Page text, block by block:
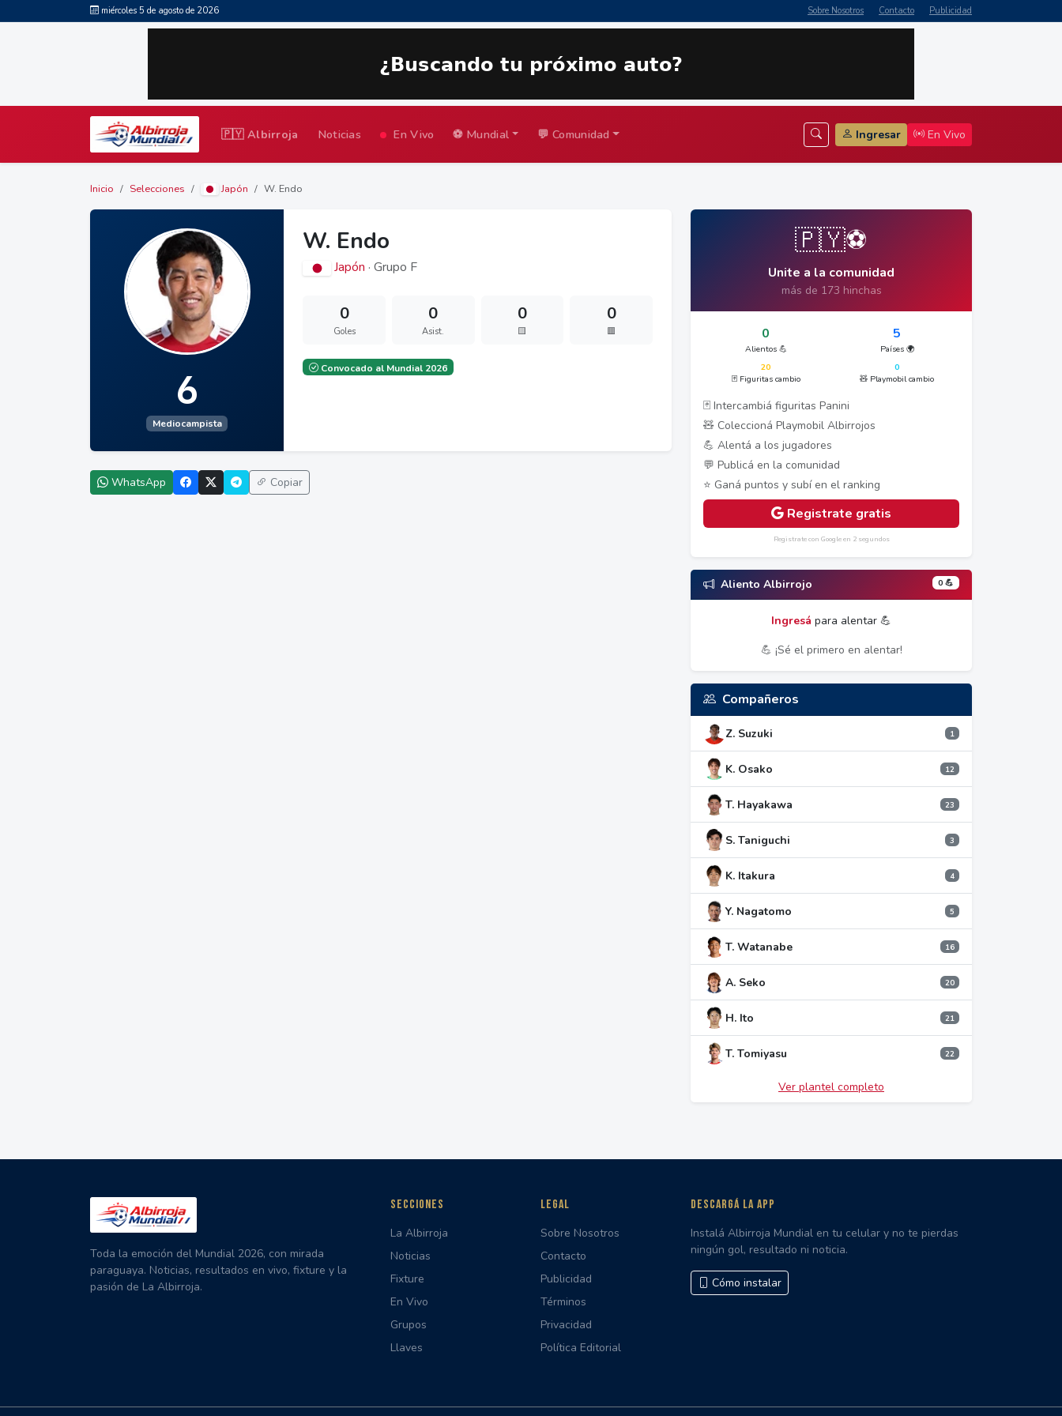
miércoles 5 de agosto de 2026 Sobre Nosotros Contacto Publicidad
🇵🇾 Albirroja Noticias En Vivo ⚽ Mundial 💬 Comunidad Ingresar En Vivo
Inicio Selecciones Japón W. Endo
6
Mediocampista
W. Endo
Japón · Grupo F
0
Goles
0
Asist.
0
🟨
0
🟥
Convocado al Mundial 2026
WhatsApp Copiar
🇵🇾⚽
Unite a la comunidad
más de 173 hinchas
0
Alientos 💪
5
Países 🌍
20
🃏 Figuritas cambio
0
🧸 Playmobil cambio
🃏 Intercambiá figuritas Panini
🧸 Coleccioná Playmobil Albirrojos
💪 Alentá a los jugadores
💬 Publicá en la comunidad
⭐ Ganá puntos y subí en el ranking
Registrate gratis
Registrate con Google en 2 segundos
Aliento Albirrojo 0 💪
Ingresá para alentar 💪
💪 ¡Sé el primero en alentar!
Compañeros
Z. Suzuki 1
K. Osako 12
T. Hayakawa 23
S. Taniguchi 3
K. Itakura 4
Y. Nagatomo 5
T. Watanabe 16
A. Seko 20
H. Ito 21
T. Tomiyasu 22
Ver plantel completo
Toda la emoción del Mundial 2026, con mirada
paraguaya. Noticias, resultados en vivo, fixture y la
pasión de La Albirroja.
SECCIONES
La Albirroja
Noticias
Fixture
En Vivo
Grupos
Llaves
LEGAL
Sobre Nosotros
Contacto
Publicidad
Términos
Privacidad
Política Editorial
DESCARGÁ LA APP
Instalá Albirroja Mundial en tu celular y no te pierdas
ningún gol, resultado ni noticia.
Cómo instalar